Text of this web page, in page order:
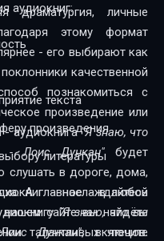
драматургия, личные
этому формат
- его выбирают как
качественной
произведение или
- аудиокнига"Я знаю, что
- Лоис Дункан"будет
в дороге, дома,
А главное - в любой
сайте вы найдёте
талантливых чтецов.
аудиокниг:
текста
произведения
литературы
- наслаждайтесь
"Я знаю, что вы
Дункан", включите